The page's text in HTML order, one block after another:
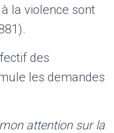
la violence sont
des
les demandes
attention sur la